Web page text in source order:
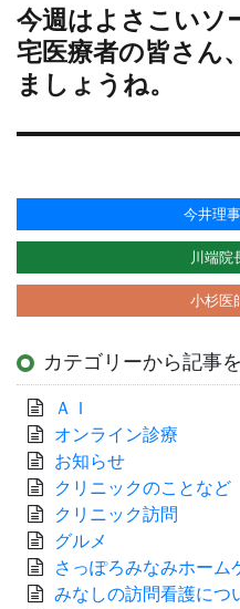
ョ
ン
次
の
投
稿:
今週はよさこいソ
宅医療者の皆さん
ましょうね。
今井理
川端院
小杉医
カテゴリーから記事
ＡＩ
オンライン診療
お知らせ
クリニックのことなど
クリニック訪問
グルメ
さっぽろみなみホーム
みなしの訪問看護につ